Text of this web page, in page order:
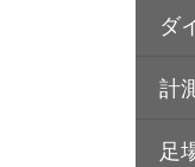
ダ
計
足